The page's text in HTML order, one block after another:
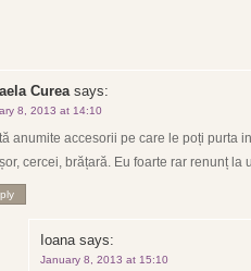
Curea says:
8, 2013 at 14:10
anumite accesorii pe care le poți purta
cercei, brățară. Eu foarte rar renunț la
Ioana says:
January 8, 2013 at 15:10